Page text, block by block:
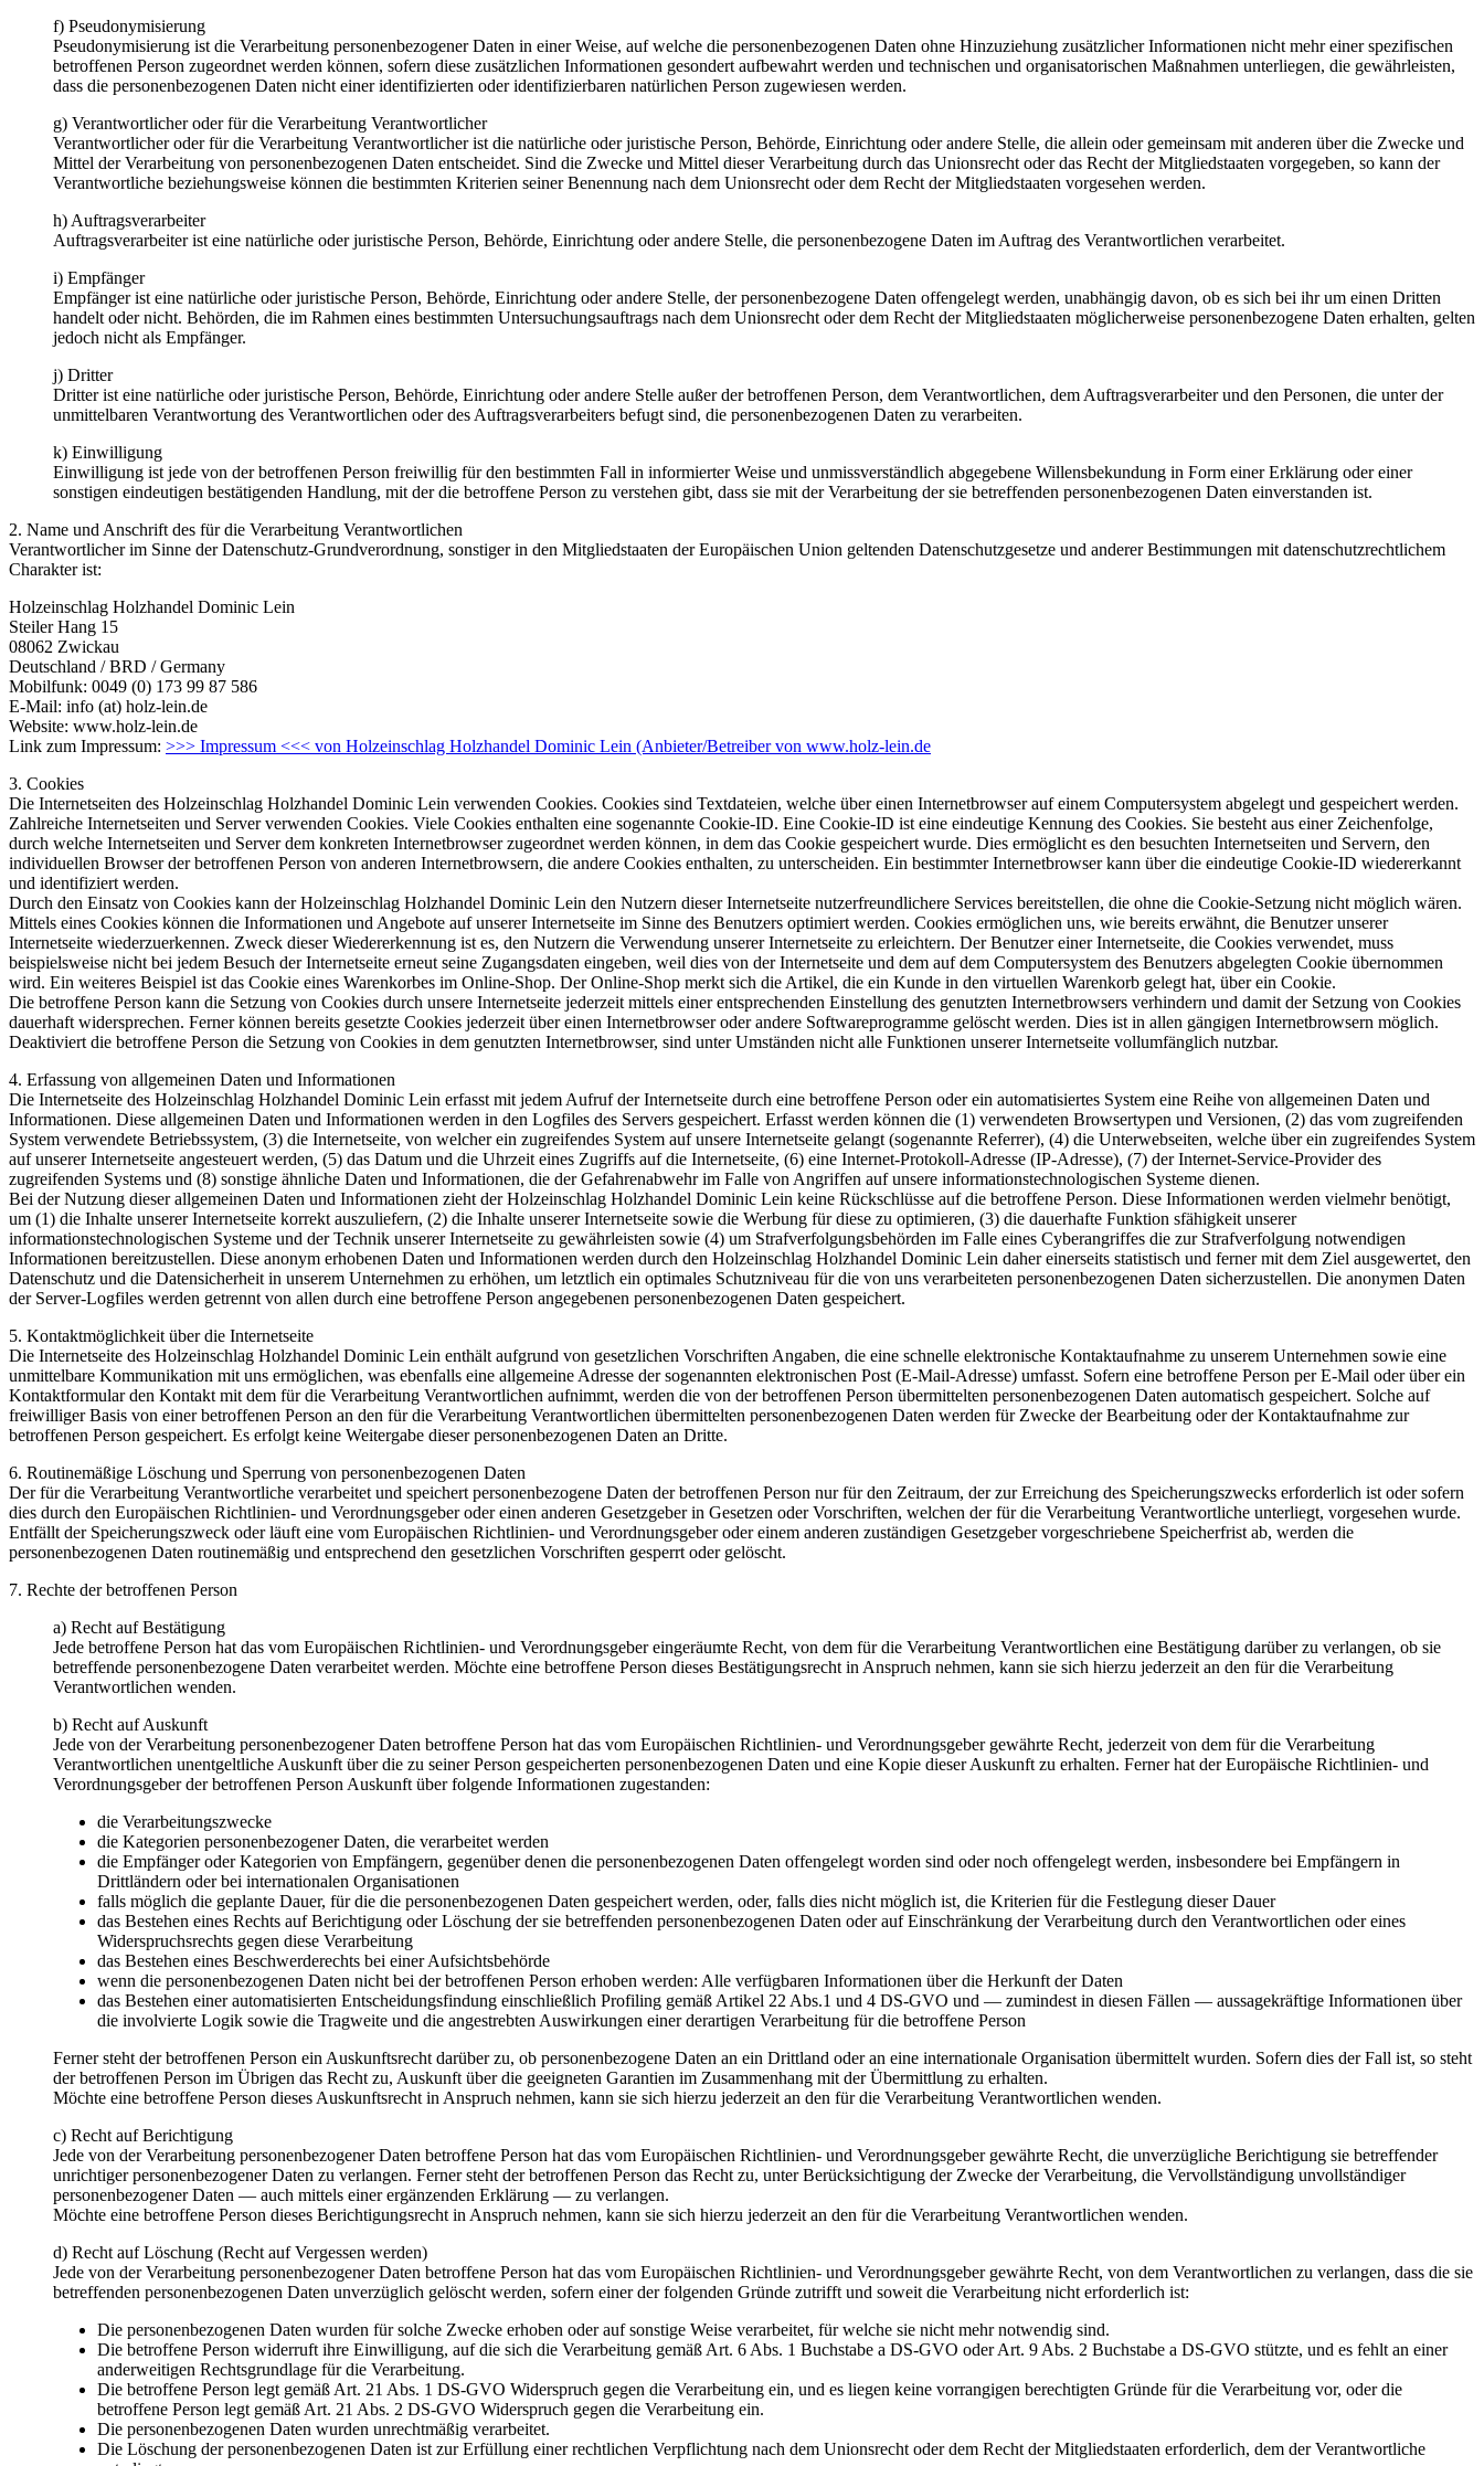
f) Pseudonymisierung
Pseudonymisierung ist die Verarbeitung personenbezogener Daten in einer Weise, auf welche die personenbezogenen Daten ohne Hinzuziehung zusätzlicher Informationen nicht mehr einer spezifischen
betroffenen Person zugeordnet werden können, sofern diese zusätzlichen Informationen gesondert aufbewahrt werden und technischen und organisatorischen Maßnahmen unterliegen, die gewährleisten,
dass die personenbezogenen Daten nicht einer identifizierten oder identifizierbaren natürlichen Person zugewiesen werden.
g) Verantwortlicher oder für die Verarbeitung Verantwortlicher
Verantwortlicher oder für die Verarbeitung Verantwortlicher ist die natürliche oder juristische Person, Behörde, Einrichtung oder andere Stelle, die allein oder gemeinsam mit anderen über die Zwecke und
Mittel der Verarbeitung von personenbezogenen Daten entscheidet. Sind die Zwecke und Mittel dieser Verarbeitung durch das Unionsrecht oder das Recht der Mitgliedstaaten vorgegeben, so kann der
Verantwortliche beziehungsweise können die bestimmten Kriterien seiner Benennung nach dem Unionsrecht oder dem Recht der Mitgliedstaaten vorgesehen werden.
h) Auftragsverarbeiter
Auftragsverarbeiter ist eine natürliche oder juristische Person, Behörde, Einrichtung oder andere Stelle, die personenbezogene Daten im Auftrag des Verantwortlichen verarbeitet.
i) Empfänger
Empfänger ist eine natürliche oder juristische Person, Behörde, Einrichtung oder andere Stelle, der personenbezogene Daten offengelegt werden, unabhängig davon, ob es sich bei ihr um einen Dritten
handelt oder nicht. Behörden, die im Rahmen eines bestimmten Untersuchungsauftrags nach dem Unionsrecht oder dem Recht der Mitgliedstaaten möglicherweise personenbezogene Daten erhalten, gelten
jedoch nicht als Empfänger.
j) Dritter
Dritter ist eine natürliche oder juristische Person, Behörde, Einrichtung oder andere Stelle außer der betroffenen Person, dem Verantwortlichen, dem Auftragsverarbeiter und den Personen, die unter der
unmittelbaren Verantwortung des Verantwortlichen oder des Auftragsverarbeiters befugt sind, die personenbezogenen Daten zu verarbeiten.
k) Einwilligung
Einwilligung ist jede von der betroffenen Person freiwillig für den bestimmten Fall in informierter Weise und unmissverständlich abgegebene Willensbekundung in Form einer Erklärung oder einer
sonstigen eindeutigen bestätigenden Handlung, mit der die betroffene Person zu verstehen gibt, dass sie mit der Verarbeitung der sie betreffenden personenbezogenen Daten einverstanden ist.
2. Name und Anschrift des für die Verarbeitung Verantwortlichen
Verantwortlicher im Sinne der Datenschutz-Grundverordnung, sonstiger in den Mitgliedstaaten der Europäischen Union geltenden Datenschutzgesetze und anderer Bestimmungen mit datenschutzrechtlichem
Charakter ist:
Holzeinschlag Holzhandel Dominic Lein
Steiler Hang 15
08062 Zwickau
Deutschland / BRD / Germany
Mobilfunk: 0049 (0) 173 99 87 586
E-Mail: info (at) holz-lein.de
Website: www.holz-lein.de
Link zum Impressum: >>> Impressum <<< von Holzeinschlag Holzhandel Dominic Lein (Anbieter/Betreiber von www.holz-lein.de
3. Cookies
Die Internetseiten des Holzeinschlag Holzhandel Dominic Lein verwenden Cookies. Cookies sind Textdateien, welche über einen Internetbrowser auf einem Computersystem abgelegt und gespeichert werden.
Zahlreiche Internetseiten und Server verwenden Cookies. Viele Cookies enthalten eine sogenannte Cookie-ID. Eine Cookie-ID ist eine eindeutige Kennung des Cookies. Sie besteht aus einer Zeichenfolge,
durch welche Internetseiten und Server dem konkreten Internetbrowser zugeordnet werden können, in dem das Cookie gespeichert wurde. Dies ermöglicht es den besuchten Internetseiten und Servern, den
individuellen Browser der betroffenen Person von anderen Internetbrowsern, die andere Cookies enthalten, zu unterscheiden. Ein bestimmter Internetbrowser kann über die eindeutige Cookie-ID wiedererkannt
und identifiziert werden.
Durch den Einsatz von Cookies kann der Holzeinschlag Holzhandel Dominic Lein den Nutzern dieser Internetseite nutzerfreundlichere Services bereitstellen, die ohne die Cookie-Setzung nicht möglich wären.
Mittels eines Cookies können die Informationen und Angebote auf unserer Internetseite im Sinne des Benutzers optimiert werden. Cookies ermöglichen uns, wie bereits erwähnt, die Benutzer unserer
Internetseite wiederzuerkennen. Zweck dieser Wiedererkennung ist es, den Nutzern die Verwendung unserer Internetseite zu erleichtern. Der Benutzer einer Internetseite, die Cookies verwendet, muss
beispielsweise nicht bei jedem Besuch der Internetseite erneut seine Zugangsdaten eingeben, weil dies von der Internetseite und dem auf dem Computersystem des Benutzers abgelegten Cookie übernommen
wird. Ein weiteres Beispiel ist das Cookie eines Warenkorbes im Online-Shop. Der Online-Shop merkt sich die Artikel, die ein Kunde in den virtuellen Warenkorb gelegt hat, über ein Cookie.
Die betroffene Person kann die Setzung von Cookies durch unsere Internetseite jederzeit mittels einer entsprechenden Einstellung des genutzten Internetbrowsers verhindern und damit der Setzung von Cookies
dauerhaft widersprechen. Ferner können bereits gesetzte Cookies jederzeit über einen Internetbrowser oder andere Softwareprogramme gelöscht werden. Dies ist in allen gängigen Internetbrowsern möglich.
Deaktiviert die betroffene Person die Setzung von Cookies in dem genutzten Internetbrowser, sind unter Umständen nicht alle Funktionen unserer Internetseite vollumfänglich nutzbar.
4. Erfassung von allgemeinen Daten und Informationen
Die Internetseite des Holzeinschlag Holzhandel Dominic Lein erfasst mit jedem Aufruf der Internetseite durch eine betroffene Person oder ein automatisiertes System eine Reihe von allgemeinen Daten und
Informationen. Diese allgemeinen Daten und Informationen werden in den Logfiles des Servers gespeichert. Erfasst werden können die (1) verwendeten Browsertypen und Versionen, (2) das vom zugreifenden
System verwendete Betriebssystem, (3) die Internetseite, von welcher ein zugreifendes System auf unsere Internetseite gelangt (sogenannte Referrer), (4) die Unterwebseiten, welche über ein zugreifendes System
auf unserer Internetseite angesteuert werden, (5) das Datum und die Uhrzeit eines Zugriffs auf die Internetseite, (6) eine Internet-Protokoll-Adresse (IP-Adresse), (7) der Internet-Service-Provider des
zugreifenden Systems und (8) sonstige ähnliche Daten und Informationen, die der Gefahrenabwehr im Falle von Angriffen auf unsere informationstechnologischen Systeme dienen.
Bei der Nutzung dieser allgemeinen Daten und Informationen zieht der Holzeinschlag Holzhandel Dominic Lein keine Rückschlüsse auf die betroffene Person. Diese Informationen werden vielmehr benötigt,
um (1) die Inhalte unserer Internetseite korrekt auszuliefern, (2) die Inhalte unserer Internetseite sowie die Werbung für diese zu optimieren, (3) die dauerhafte Funktion sfähigkeit unserer
informationstechnologischen Systeme und der Technik unserer Internetseite zu gewährleisten sowie (4) um Strafverfolgungsbehörden im Falle eines Cyberangriffes die zur Strafverfolgung notwendigen
Informationen bereitzustellen. Diese anonym erhobenen Daten und Informationen werden durch den Holzeinschlag Holzhandel Dominic Lein daher einerseits statistisch und ferner mit dem Ziel ausgewertet, den
Datenschutz und die Datensicherheit in unserem Unternehmen zu erhöhen, um letztlich ein optimales Schutzniveau für die von uns verarbeiteten personenbezogenen Daten sicherzustellen. Die anonymen Daten
der Server-Logfiles werden getrennt von allen durch eine betroffene Person angegebenen personenbezogenen Daten gespeichert.
5. Kontaktmöglichkeit über die Internetseite
Die Internetseite des Holzeinschlag Holzhandel Dominic Lein enthält aufgrund von gesetzlichen Vorschriften Angaben, die eine schnelle elektronische Kontaktaufnahme zu unserem Unternehmen sowie eine
unmittelbare Kommunikation mit uns ermöglichen, was ebenfalls eine allgemeine Adresse der sogenannten elektronischen Post (E-Mail-Adresse) umfasst. Sofern eine betroffene Person per E-Mail oder über ein
Kontaktformular den Kontakt mit dem für die Verarbeitung Verantwortlichen aufnimmt, werden die von der betroffenen Person übermittelten personenbezogenen Daten automatisch gespeichert. Solche auf
freiwilliger Basis von einer betroffenen Person an den für die Verarbeitung Verantwortlichen übermittelten personenbezogenen Daten werden für Zwecke der Bearbeitung oder der Kontaktaufnahme zur
betroffenen Person gespeichert. Es erfolgt keine Weitergabe dieser personenbezogenen Daten an Dritte.
6. Routinemäßige Löschung und Sperrung von personenbezogenen Daten
Der für die Verarbeitung Verantwortliche verarbeitet und speichert personenbezogene Daten der betroffenen Person nur für den Zeitraum, der zur Erreichung des Speicherungszwecks erforderlich ist oder sofern
dies durch den Europäischen Richtlinien- und Verordnungsgeber oder einen anderen Gesetzgeber in Gesetzen oder Vorschriften, welchen der für die Verarbeitung Verantwortliche unterliegt, vorgesehen wurde.
Entfällt der Speicherungszweck oder läuft eine vom Europäischen Richtlinien- und Verordnungsgeber oder einem anderen zuständigen Gesetzgeber vorgeschriebene Speicherfrist ab, werden die
personenbezogenen Daten routinemäßig und entsprechend den gesetzlichen Vorschriften gesperrt oder gelöscht.
7. Rechte der betroffenen Person
a) Recht auf Bestätigung
Jede betroffene Person hat das vom Europäischen Richtlinien- und Verordnungsgeber eingeräumte Recht, von dem für die Verarbeitung Verantwortlichen eine Bestätigung darüber zu verlangen, ob sie
betreffende personenbezogene Daten verarbeitet werden. Möchte eine betroffene Person dieses Bestätigungsrecht in Anspruch nehmen, kann sie sich hierzu jederzeit an den für die Verarbeitung
Verantwortlichen wenden.
b) Recht auf Auskunft
Jede von der Verarbeitung personenbezogener Daten betroffene Person hat das vom Europäischen Richtlinien- und Verordnungsgeber gewährte Recht, jederzeit von dem für die Verarbeitung
Verantwortlichen unentgeltliche Auskunft über die zu seiner Person gespeicherten personenbezogenen Daten und eine Kopie dieser Auskunft zu erhalten. Ferner hat der Europäische Richtlinien- und
Verordnungsgeber der betroffenen Person Auskunft über folgende Informationen zugestanden:
die Verarbeitungszwecke
die Kategorien personenbezogener Daten, die verarbeitet werden
die Empfänger oder Kategorien von Empfängern, gegenüber denen die personenbezogenen Daten offengelegt worden sind oder noch offengelegt werden, insbesondere bei Empfängern in
Drittländern oder bei internationalen Organisationen
falls möglich die geplante Dauer, für die die personenbezogenen Daten gespeichert werden, oder, falls dies nicht möglich ist, die Kriterien für die Festlegung dieser Dauer
das Bestehen eines Rechts auf Berichtigung oder Löschung der sie betreffenden personenbezogenen Daten oder auf Einschränkung der Verarbeitung durch den Verantwortlichen oder eines
Widerspruchsrechts gegen diese Verarbeitung
das Bestehen eines Beschwerderechts bei einer Aufsichtsbehörde
wenn die personenbezogenen Daten nicht bei der betroffenen Person erhoben werden: Alle verfügbaren Informationen über die Herkunft der Daten
das Bestehen einer automatisierten Entscheidungsfindung einschließlich Profiling gemäß Artikel 22 Abs.1 und 4 DS-GVO und — zumindest in diesen Fällen — aussagekräftige Informationen über
die involvierte Logik sowie die Tragweite und die angestrebten Auswirkungen einer derartigen Verarbeitung für die betroffene Person
Ferner steht der betroffenen Person ein Auskunftsrecht darüber zu, ob personenbezogene Daten an ein Drittland oder an eine internationale Organisation übermittelt wurden. Sofern dies der Fall ist, so steht
der betroffenen Person im Übrigen das Recht zu, Auskunft über die geeigneten Garantien im Zusammenhang mit der Übermittlung zu erhalten.
Möchte eine betroffene Person dieses Auskunftsrecht in Anspruch nehmen, kann sie sich hierzu jederzeit an den für die Verarbeitung Verantwortlichen wenden.
c) Recht auf Berichtigung
Jede von der Verarbeitung personenbezogener Daten betroffene Person hat das vom Europäischen Richtlinien- und Verordnungsgeber gewährte Recht, die unverzügliche Berichtigung sie betreffender
unrichtiger personenbezogener Daten zu verlangen. Ferner steht der betroffenen Person das Recht zu, unter Berücksichtigung der Zwecke der Verarbeitung, die Vervollständigung unvollständiger
personenbezogener Daten — auch mittels einer ergänzenden Erklärung — zu verlangen.
Möchte eine betroffene Person dieses Berichtigungsrecht in Anspruch nehmen, kann sie sich hierzu jederzeit an den für die Verarbeitung Verantwortlichen wenden.
d) Recht auf Löschung (Recht auf Vergessen werden)
Jede von der Verarbeitung personenbezogener Daten betroffene Person hat das vom Europäischen Richtlinien- und Verordnungsgeber gewährte Recht, von dem Verantwortlichen zu verlangen, dass die sie
betreffenden personenbezogenen Daten unverzüglich gelöscht werden, sofern einer der folgenden Gründe zutrifft und soweit die Verarbeitung nicht erforderlich ist:
Die personenbezogenen Daten wurden für solche Zwecke erhoben oder auf sonstige Weise verarbeitet, für welche sie nicht mehr notwendig sind.
Die betroffene Person widerruft ihre Einwilligung, auf die sich die Verarbeitung gemäß Art. 6 Abs. 1 Buchstabe a DS-GVO oder Art. 9 Abs. 2 Buchstabe a DS-GVO stützte, und es fehlt an einer
anderweitigen Rechtsgrundlage für die Verarbeitung.
Die betroffene Person legt gemäß Art. 21 Abs. 1 DS-GVO Widerspruch gegen die Verarbeitung ein, und es liegen keine vorrangigen berechtigten Gründe für die Verarbeitung vor, oder die
betroffene Person legt gemäß Art. 21 Abs. 2 DS-GVO Widerspruch gegen die Verarbeitung ein.
Die personenbezogenen Daten wurden unrechtmäßig verarbeitet.
Die Löschung der personenbezogenen Daten ist zur Erfüllung einer rechtlichen Verpflichtung nach dem Unionsrecht oder dem Recht der Mitgliedstaaten erforderlich, dem der Verantwortliche